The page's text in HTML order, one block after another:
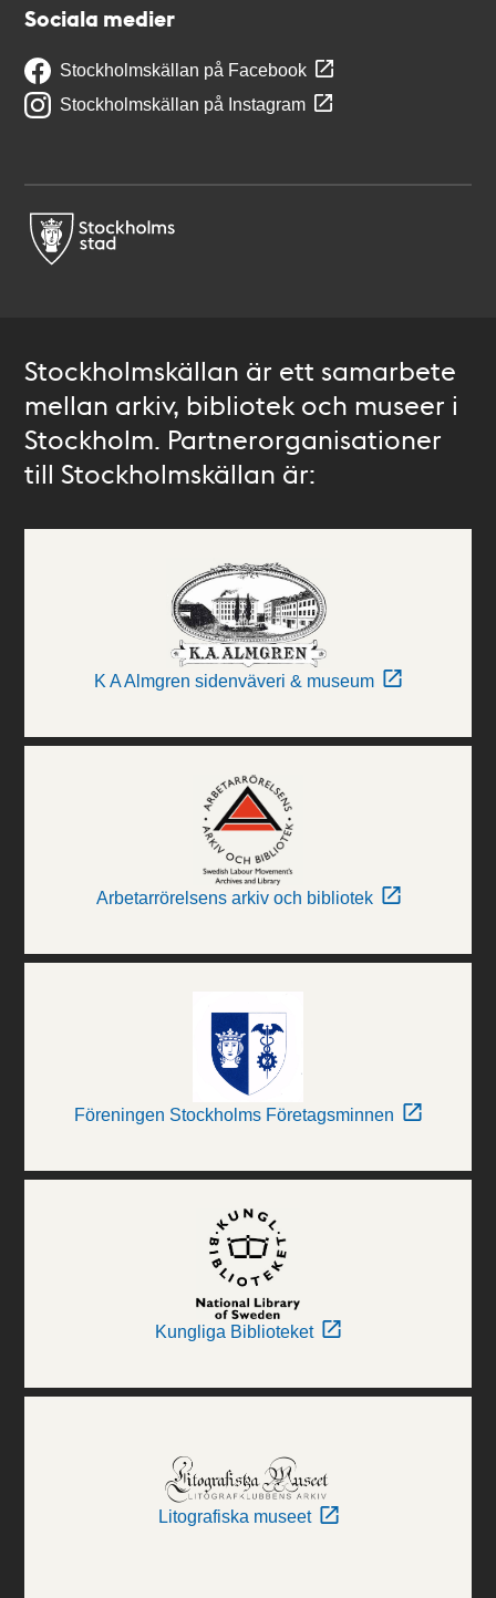
Sociala medier
Stockholmskällan på Facebook
Stockholmskällan på Instagram
Stockholmskällan är ett samarbete
mellan arkiv, bibliotek och museer i
Stockholm. Partnerorganisationer
till Stockholmskällan är:
K A Almgren sidenväveri & museum
Arbetarrörelsens arkiv och bibliotek
Föreningen Stockholms Företagsminnen
Kungliga Biblioteket
Litografiska museet